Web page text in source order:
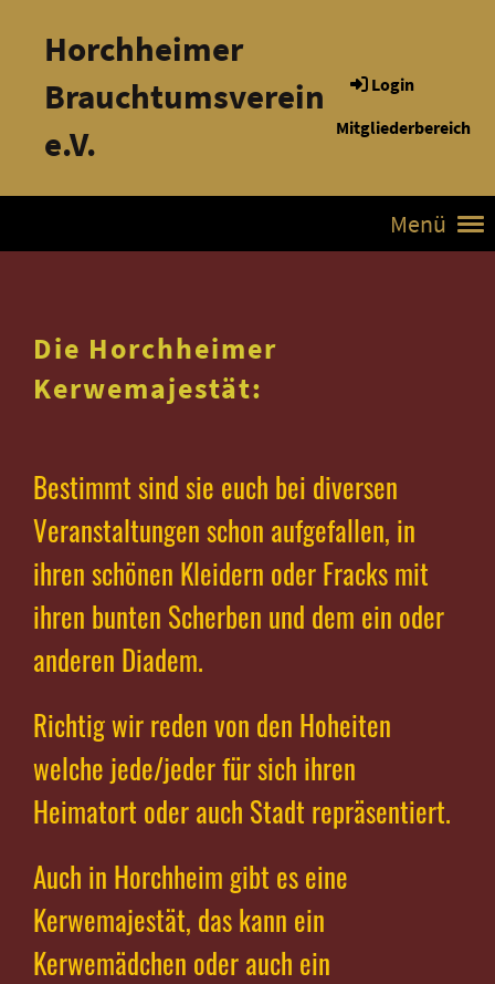
Horchheimer
Brauchtumsverein
e.V.
Login
Mitgliederbereich
Menü
Die Horchheimer
Kerwemajestät:
Bestimmt sind sie euch bei diversen
Veranstaltungen schon aufgefallen, in
ihren schönen Kleidern oder Fracks mit
ihren bunten Scherben und dem ein oder
anderen Diadem.
Richtig wir reden von den Hoheiten
welche jede/jeder für sich ihren
Heimatort oder auch Stadt repräsentiert.
Auch in Horchheim gibt es eine
Kerwemajestät, das kann ein
Kerwemädchen oder auch ein